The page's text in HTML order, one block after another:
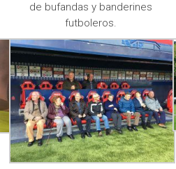
de bufandas y banderines
futboleros.